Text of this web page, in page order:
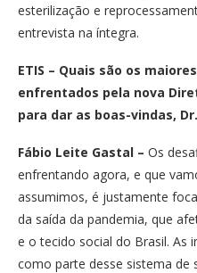
esterilização e
entrevista na íntegra.
ETIS – Quais são os
enfrentados pela nova
para dar as boas-vindas,
Fábio Leite Gastal – Os
enfrentando agora, e que
assumimos, é justamente
da saída da pandemia, que
e o tecido social do Brasil. As
como parte desse sistema de